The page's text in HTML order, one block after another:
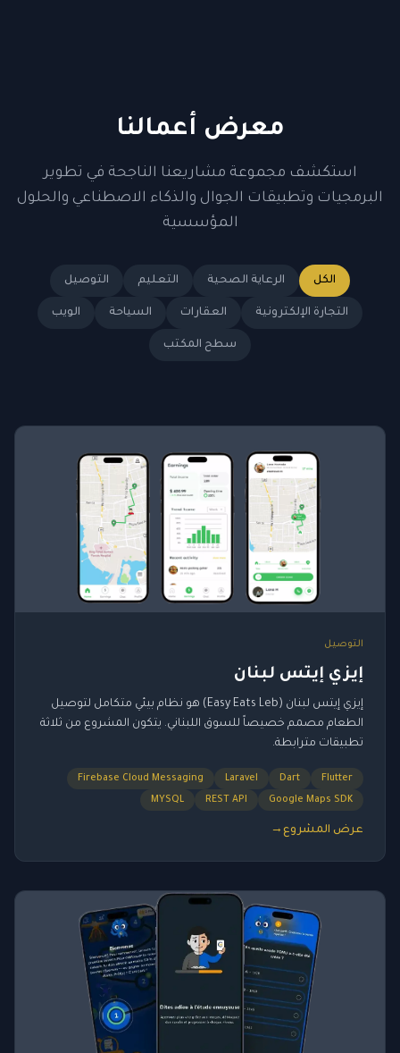
معرض أعمالنا
استكشف مجموعة مشاريعنا الناجحة في تطوير
البرمجيات وتطبيقات الجوال والذكاء الاصطناعي والحلول
المؤسسية
الكل الرعاية الصحية التعليم التوصيل
التجارة الإلكترونية العقارات السياحة الويب
سطح المكتب
التوصيل
إيزي إيتس لبنان
إيزي إيتس لبنان (Easy Eats Leb) هو نظام بيئي متكامل لتوصيل
الطعام مصمم خصيصاً للسوق اللبناني. يتكون المشروع من ثلاثة
تطبيقات مترابطة.
Flutter
Dart
Laravel
Firebase Cloud Messaging
Google Maps SDK
REST API
MYSQL
عرض المشروع →